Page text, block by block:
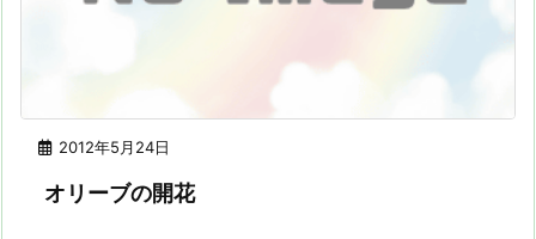
2012年5月24日
オリーブの開花